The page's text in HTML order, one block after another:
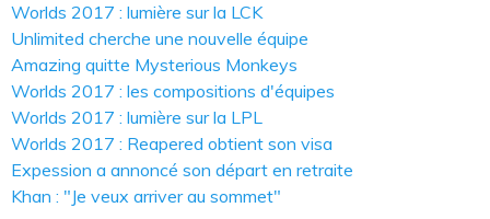
Worlds 2017 : lumière sur la LCK
Unlimited cherche une nouvelle équipe
Amazing quitte Mysterious Monkeys
Worlds 2017 : les compositions d'équipes
Worlds 2017 : lumière sur la LPL
Worlds 2017 : Reapered obtient son visa
Expession a annoncé son départ en retraite
Khan : "Je veux arriver au sommet"